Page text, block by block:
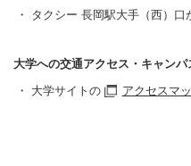
タクシー 長岡駅大手（西）
大学への交通アクセス・キャンパ
大学サイトの
アクセスマ